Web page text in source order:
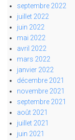
septembre 2022
juillet 2022
juin 2022
mai 2022
avril 2022
mars 2022
janvier 2022
décembre 2021
novembre 2021
septembre 2021
août 2021
juillet 2021
juin 2021